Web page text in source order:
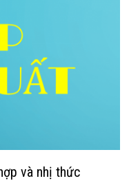
và nhị thức